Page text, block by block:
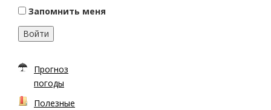
Запомнить меня
Войти
Прогноз
погоды
Полезные